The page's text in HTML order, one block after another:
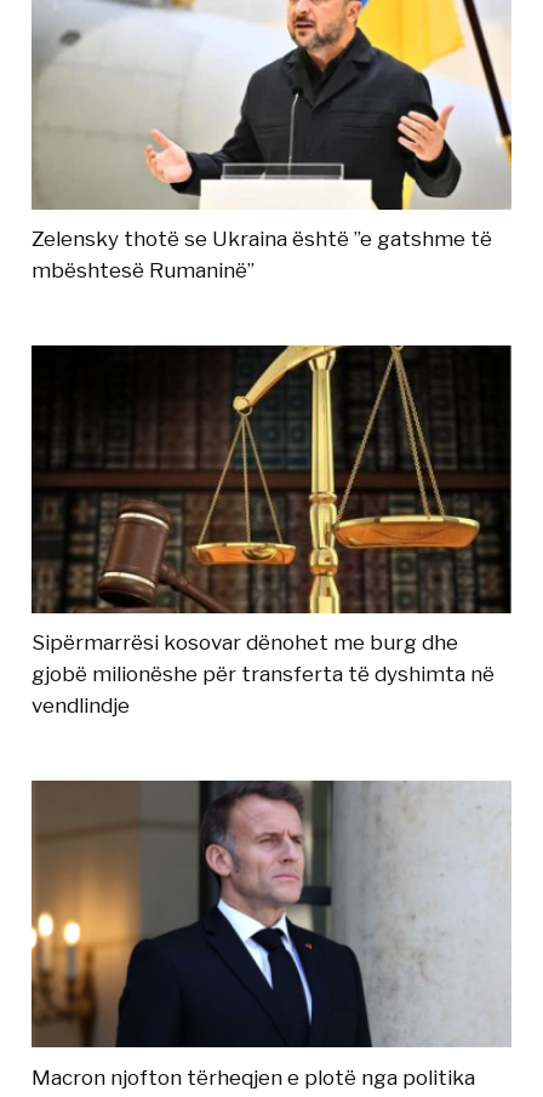
Zelensky thotë se Ukraina është ”e gatshme të
mbështesë Rumaninë”
Sipërmarrësi kosovar dënohet me burg dhe
gjobë milionëshe për transferta të dyshimta në
vendlindje
Macron njofton tërheqjen e plotë nga politika